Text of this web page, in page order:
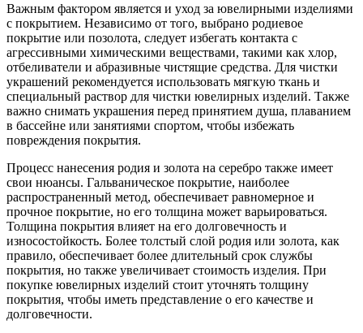
Важным фактором является и уход за ювелирными изделиями
с покрытием. Независимо от того, выбрано родиевое
покрытие или позолота, следует избегать контакта с
агрессивными химическими веществами, такими как хлор,
отбеливатели и абразивные чистящие средства. Для чистки
украшений рекомендуется использовать мягкую ткань и
специальный раствор для чистки ювелирных изделий. Также
важно снимать украшения перед принятием душа, плаванием
в бассейне или занятиями спортом, чтобы избежать
повреждения покрытия.
Процесс нанесения родия и золота на серебро также имеет
свои нюансы. Гальваническое покрытие, наиболее
распространенный метод, обеспечивает равномерное и
прочное покрытие, но его толщина может варьироваться.
Толщина покрытия влияет на его долговечность и
износостойкость. Более толстый слой родия или золота, как
правило, обеспечивает более длительный срок службы
покрытия, но также увеличивает стоимость изделия. При
покупке ювелирных изделий стоит уточнять толщину
покрытия, чтобы иметь представление о его качестве и
долговечности.